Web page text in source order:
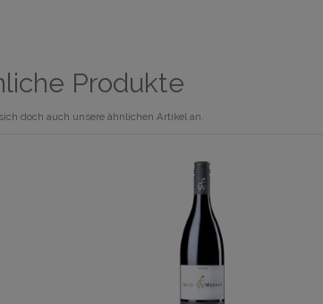
Produkte
doch auch unsere ähnlichen Artikel an.